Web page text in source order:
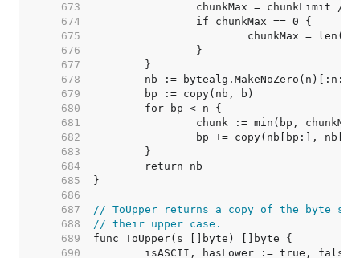
   673
   674
   675
   676
   677
   678
   679
   680
   681
   682
   683
   684
   685
   686
   687
// ToUpper returns a copy of the byte
   688
// their upper case.
   689
   690